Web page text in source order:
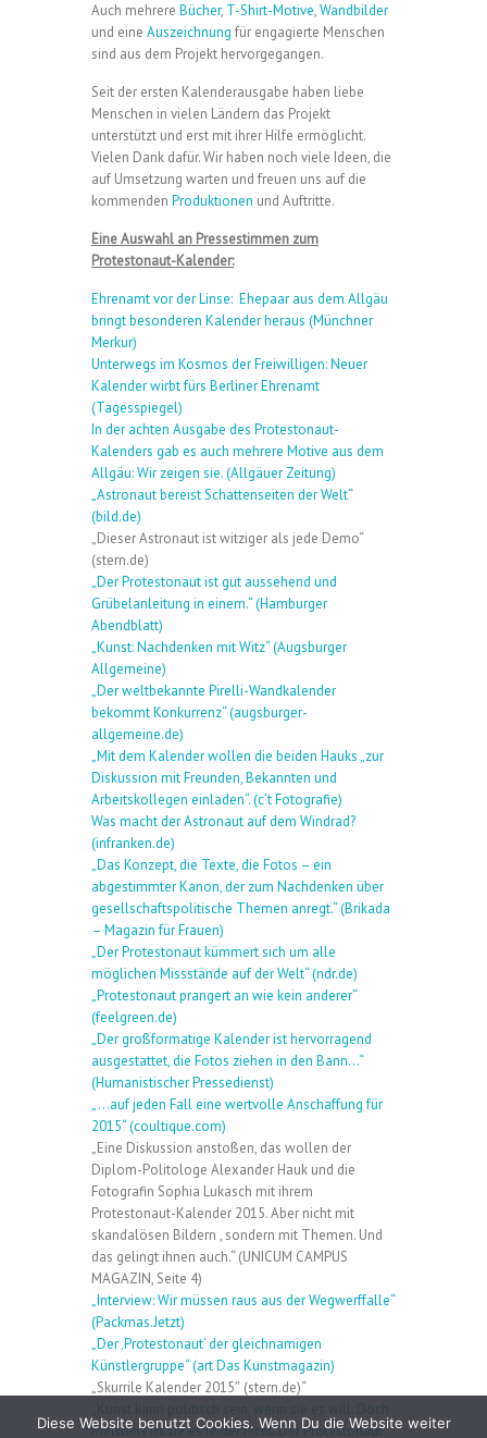
Auch mehrere Bücher, T-Shirt-Motive,Wandbilder
und eine Auszeichnung für engagierte Menschen
sind aus dem Projekt hervorgegangen.
Seit der ersten Kalenderausgabe haben liebe
Menschen in vielen Ländern das Projekt
unterstützt und erst mit ihrer Hilfe ermöglicht.
Vielen Dank dafür. Wir haben noch viele Ideen, die
auf Umsetzung warten und freuen uns auf die
kommenden Produktionen und Auftritte.
Eine Auswahl an Pressestimmen zum
Protestonaut-Kalender:
Ehrenamt vor der Linse: Ehepaar aus dem Allgäu
bringt besonderen Kalender heraus (Münchner
Merkur)
Unterwegs im Kosmos der Freiwilligen: Neuer
Kalender wirbt fürs Berliner Ehrenamt
(Tagesspiegel)
In der achten Ausgabe des Protestonaut-
Kalenders gab es auch mehrere Motive aus dem
Allgäu: Wir zeigen sie. (Allgäuer Zeitung)
„Astronaut bereist Schattenseiten der Welt“
(bild.de)
„Dieser Astronaut ist witziger als jede Demo“
(stern.de)
„Der Protestonaut ist gut aussehend und
Grübelanleitung in einem.“ (Hamburger
Abendblatt)
„Kunst: Nachdenken mit Witz“ (Augsburger
Allgemeine)
„Der weltbekannte Pirelli-Wandkalender
bekommt Konkurrenz“ (augsburger-
allgemeine.de)
„Mit dem Kalender wollen die beiden Hauks „zur
Diskussion mit Freunden, Bekannten und
Arbeitskollegen einladen“. (c’t Fotografie)
Was macht der Astronaut auf dem Windrad?
(infranken.de)
„Das Konzept, die Texte, die Fotos – ein
abgestimmter Kanon, der zum Nachdenken über
gesellschaftspolitische Themen anregt.“ (Brikada
– Magazin für Frauen)
„Der Protestonaut kümmert sich um alle
möglichen Missstände auf der Welt“ (ndr.de)
„Protestonaut prangert an wie kein anderer“
(feelgreen.de)
„Der großformatige Kalender ist hervorragend
ausgestattet, die Fotos ziehen in den Bann…“
(Humanistischer Pressedienst)
„…auf jeden Fall eine wertvolle Anschaffung für
2015“ (coultique.com)
„Eine Diskussion anstoßen, das wollen der
Diplom-Politologe Alexander Hauk und die
Fotografin Sophia Lukasch mit ihrem
Protestonaut-Kalender 2015. Aber nicht mit
skandalösen Bildern , sondern mit Themen. Und
das gelingt ihnen auch.“ (UNICUM CAMPUS
MAGAZIN, Seite 4)
„Interview: Wir müssen raus aus der Wegwerffalle“
(Packmas.Jetzt)
„Der ‚Protestonaut‘ der gleichnamigen
Künstlergruppe“ (art Das Kunstmagazin)
„Skurrile Kalender 2015″ (stern.de)“
„Kunst kann politisch sein, wenn sie es will. Doch
meistens ist sie es leider nicht. Der Protestonaut
Diese Website benutzt Cookies. Wenn Du die Website weiter